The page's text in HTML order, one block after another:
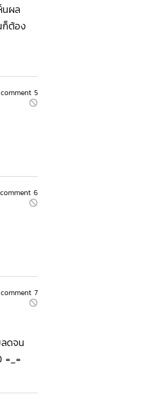
นผล
ก็ต้อง
comment 5
comment 6
comment 7
ดจน
=_=